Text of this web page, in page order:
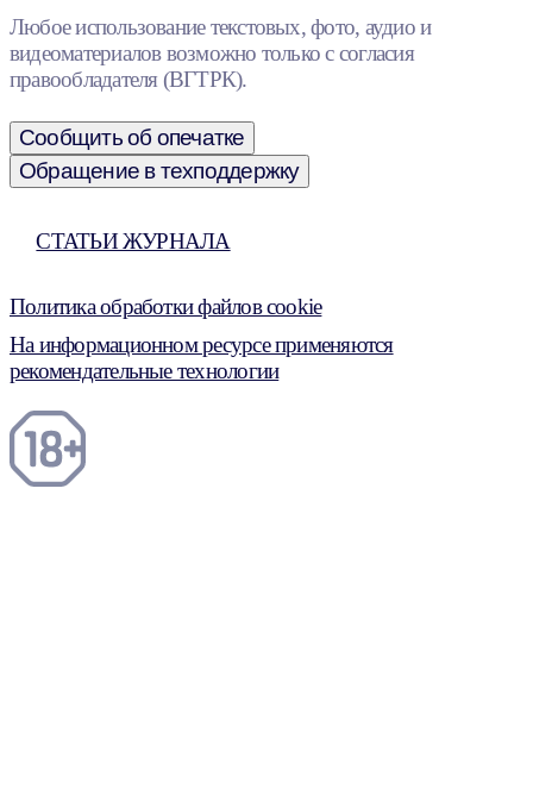
Любое использование текстовых, фото, аудио и
видеоматериалов возможно только с согласия
правообладателя (ВГТРК).
Сообщить об опечатке
Обращение в техподдержку
СТАТЬИ ЖУРНАЛА
Политика обработки файлов cookie
На информационном ресурсе применяются
рекомендательные технологии